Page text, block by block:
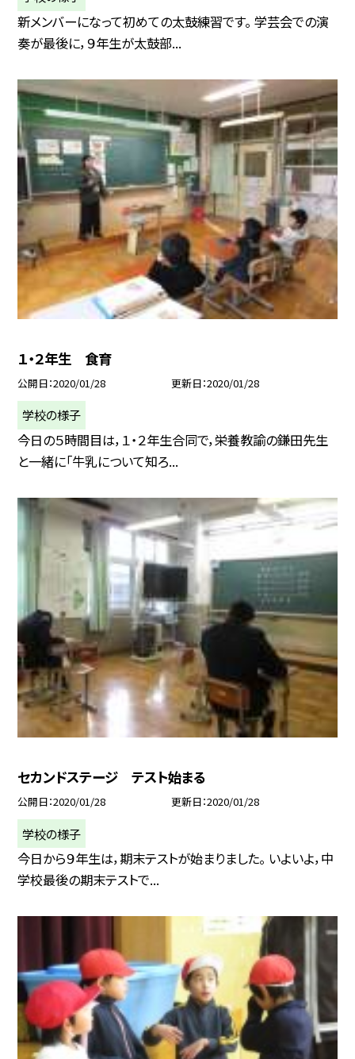
新メンバーになって初めての太鼓練習です。 学芸会での演
奏が最後に，９年生が太鼓部...
１・２年生 食育
公開日 2020/01/28 更新日 2020/01/28
学校の様子
今日の５時間目は，１・２年生合同で，栄養教諭の鎌田先生
と一緒に「牛乳について知ろ...
セカンドステージ テスト始まる
公開日 2020/01/28 更新日 2020/01/28
学校の様子
今日から９年生は，期末テストが始まりました。 いよいよ，中
学校最後の期末テストで...